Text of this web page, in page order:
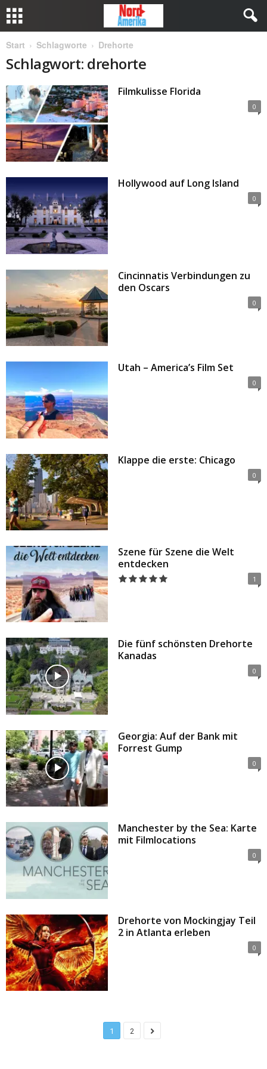
Start Schlagworte Drehorte
Schlagwort: drehorte
Filmkulisse Florida
0
Hollywood auf Long Island
0
Cincinnatis Verbindungen zu
den Oscars
0
Utah – America’s Film Set
0
Klappe die erste: Chicago
0
Szene für Szene die Welt
entdecken
1
Die fünf schönsten Drehorte
Kanadas
0
Georgia: Auf der Bank mit
Forrest Gump
0
Manchester by the Sea: Karte
mit Filmlocations
0
Drehorte von Mockingjay Teil
2 in Atlanta erleben
0
1 2